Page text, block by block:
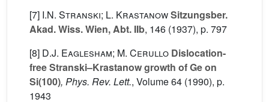
[7] I.N. Stranski; L. KrastanowSitzungsber.
Akad. Wiss. Wien, Abt. IIb, 146 (1937), p. 797
[8] D.J. Eaglesham; M. Cerullo Dislocation-
free Stranski–Krastanow growth of Ge on
Si(100), Phys. Rev. Lett., Volume 64 (1990), p.
1943